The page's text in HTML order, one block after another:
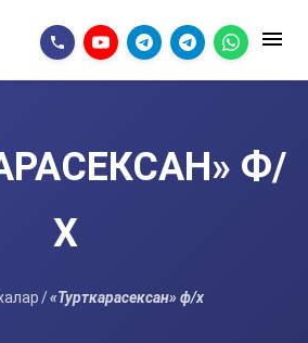
Ф/
Х
/«Турткарасексан» ф/х